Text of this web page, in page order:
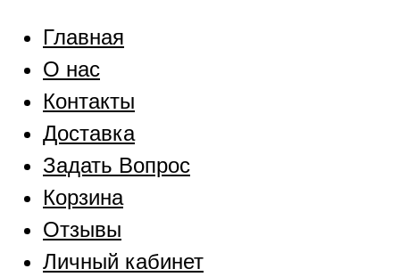
Главная
О нас
Контакты
Доставка
Задать Вопрос
Корзина
Отзывы
Личный кабинет